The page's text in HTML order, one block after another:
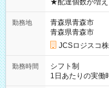
★配達個数が増
ど！ ・主要都市エリア 月収55万円／週5日稼働 月収65万~112
万円／週6日稼働 ・地方郊外エリア 月収40万円／週5日稼働 月
収40万円~50万円／週6日稼働 ＜モ
円 (27歳男性/江
(日休み) ■月収80万円(43歳男性/墨田区在住)※元営業 1日200個
勤務地
青森県青森市
青森県青森市
JCSロジスコ
勤務時間
シフト制
1日あたりの実働
働8時間） ※週5